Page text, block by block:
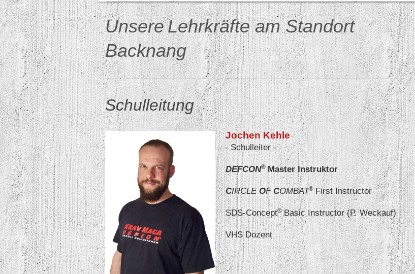
UnsereLehrkräfte am Standort
Backnang
Schulleitung
Jochen Kehle
- Schulleiter-
DEFCON® Master Instruktor
CIRCLEOFCOMBAT® First Instructor
SDS-Concept® Basic Instructor (P. Weckauf)
VHS Dozent